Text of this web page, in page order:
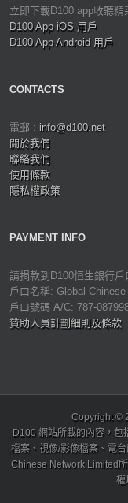
立即下載D100 app收聽精
D100 App iOS 用戶
D100 App Android 用戶
CONTACTS
電郵 : info@d100.net
關於我們
聯絡我們
使用條款
隱私權政策
PAYMENT INFO
請捐款到D100恒生銀行戶
戶口名稱: Global
戶口號碼 A/C: 787-
贊助人員計劃細則及條款
Copyright ©
D100 網站所載的內容，包
檔案、視像/影像檔案、電
Chinese Network Limited
權